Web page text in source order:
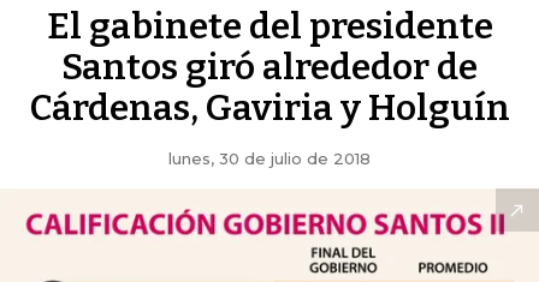
El gabinete del presidente
Santos giró alrededor de
Cárdenas, Gaviria y Holguín
lunes, 30 de julio de 2018